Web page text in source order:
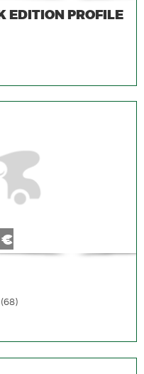
EDITION PROFILE
€